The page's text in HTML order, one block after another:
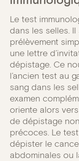
Le test
dans les selles. Il
prélèvement
une lettre
dépistage. Ce
l’ancien test au
sang dans les
examen
oriente alors
de dépistage
précoces. Le
dépister le
abdominales ou